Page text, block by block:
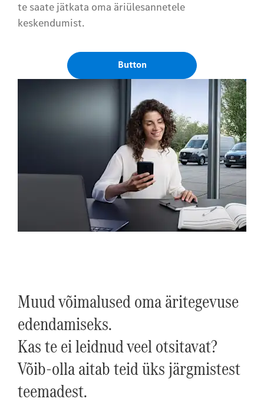
te saate jätkata oma äriülesannetele
keskendumist.
Button
Muud võimalused oma äritegevuse
edendamiseks.
Kas te ei leidnud veel otsitavat?
Võib-olla aitab teid üks järgmistest
teemadest.